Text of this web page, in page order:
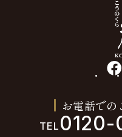
お電話で
TEL